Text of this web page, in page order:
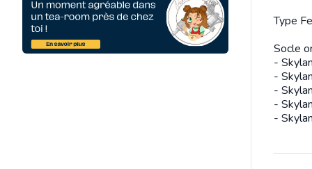
Type
Socle
-
-
-
-
-